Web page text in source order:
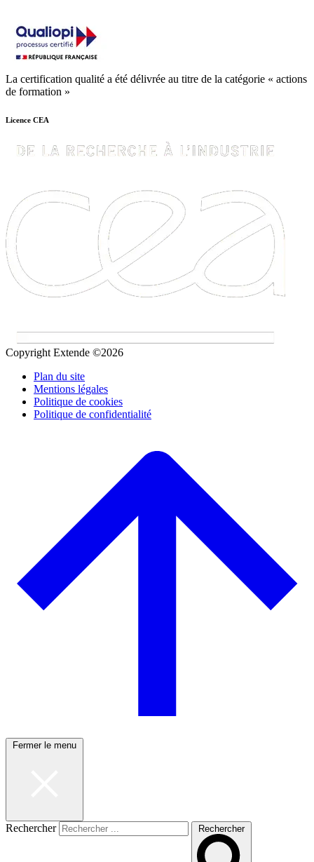
La certification qualité a été délivrée au titre de la catégorie « actions
de formation »
Licence CEA
Copyright Extende ©2026
Plan du site
Mentions légales
Politique de cookies
Politique de confidentialité
Fermer le menu
Rechercher Rechercher